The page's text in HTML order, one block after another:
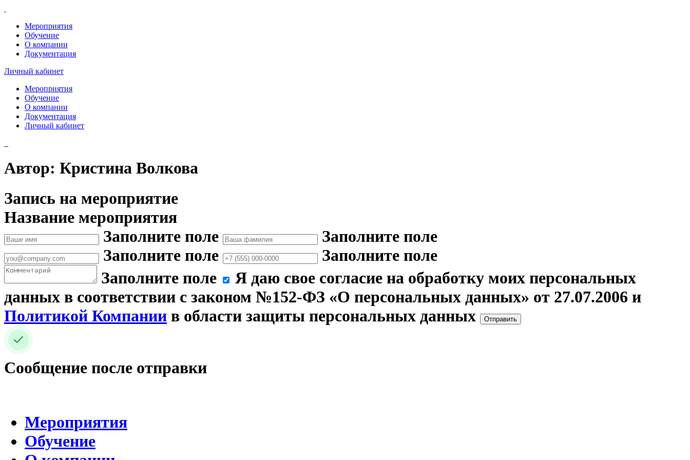
Мероприятия
Обучение
О компании
Документация
Личный кабинет
Мероприятия
Обучение
О компании
Документация
Личный кабинет
Автор: Кристина Волкова
Запись на мероприятие
Название мероприятия
Заполните поле
Заполните поле
Заполните поле
Заполните поле
Заполните поле
Я даю свое согласие на обработку моих персональных
данных в соответствии с законом №152-ФЗ «О персональных данных» от 27.07.2006 и
Политикой Компании в области защиты персональных данных Отправить
Сообщение после отправки
Мероприятия
Обучение